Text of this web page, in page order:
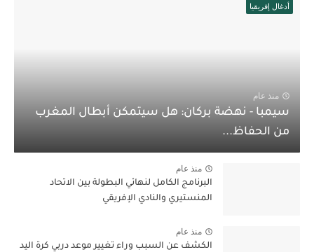
أدغال إفريقيا
منذ عام
سيمبا - نهضة بركان: هل سيتمكن أبطال المغرب
من الحفاظ...
منذ عام
البرنامج الكامل لنهائي البطولة بين الاتحاد
المنستيري والنادي الإفريقي
منذ عام
الكشف عن السبب وراء تغيير موعد دربي كرة اليد